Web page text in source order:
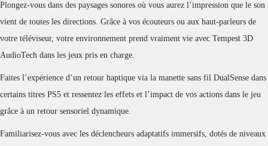
Plongez-vous dans des paysages sonores où vous aurez l’impression que le son
vient de toutes les directions. Grâce à vos écouteurs ou aux haut-parleurs de
votre téléviseur, votre environnement prend vraiment vie avec Tempest 3D
AudioTech dans les jeux pris en charge.
Faites l’expérience d’un retour haptique via la manette sans fil DualSense dans
certains titres PS5 et ressentez les effets et l’impact de vos actions dans le jeu
grâce à un retour sensoriel dynamique.
Familiarisez-vous avec les déclencheurs adaptatifs immersifs, dotés de niveaux